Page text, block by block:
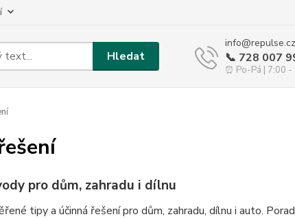
Hledat
info@repulse.cz
📞 728 007
⏰ Po-Pá | 7:00 -
pro dům, zahradu i dílnu
tipy a účinná řešení pro dům, zahradu, dílnu i auto.